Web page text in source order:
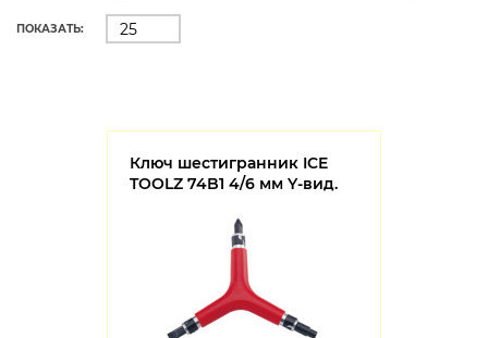
ПОКАЗАТЬ:
Ключ шестигранник ICE
TOOLZ 74B1 4/6 мм Y-вид.